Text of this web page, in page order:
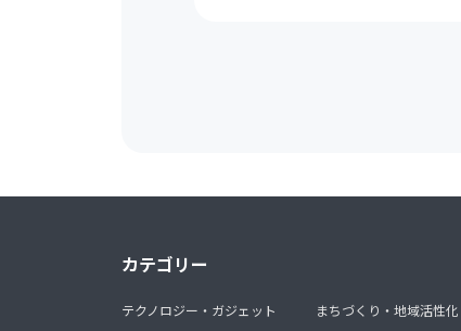
カテゴリー
テクノロジー・ガジェット
まちづくり・地域活性化